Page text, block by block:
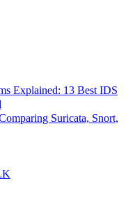
Explained: 13 Best IDS
Suricata, Snort,